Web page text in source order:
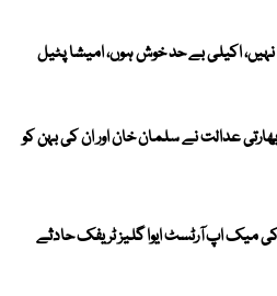
نہیں، اکیلی بے حد خوش ہوں، امیشا پٹیل
عدالت نے سلمان خان اور ان کی بہن کو
کی میک اپ آرٹسٹ ایوا گلیز ٹریفک حادثے